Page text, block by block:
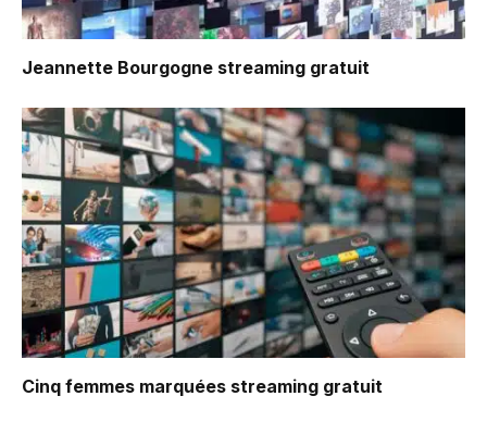
Jeannette Bourgogne streaming gratuit
Cinq femmes marquées streaming gratuit